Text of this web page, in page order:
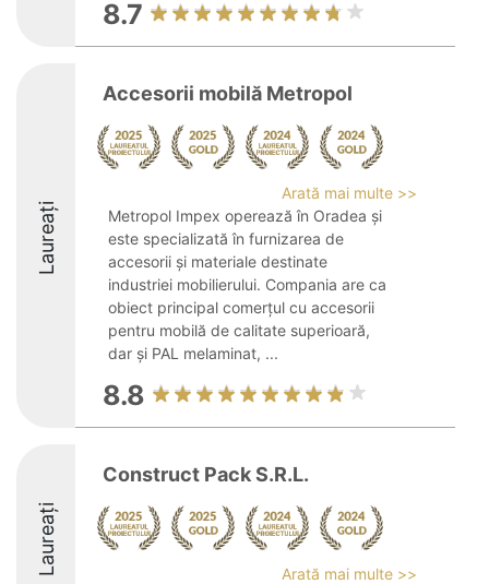
8.7
Laureați
Accesorii mobilă Metropol
Arată mai multe >>
Metropol Impex operează în Oradea și
este specializată în furnizarea de
accesorii și materiale destinate
industriei mobilierului. Compania are ca
obiect principal comerțul cu accesorii
pentru mobilă de calitate superioară,
dar și PAL melaminat, ...
8.8
Laureați
Construct Pack S.R.L.
Arată mai multe >>